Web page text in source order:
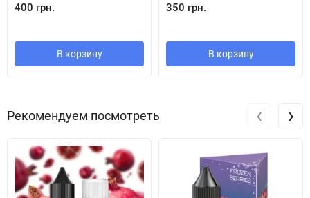
400 грн.
В корзину
350 грн.
В корзину
Рекомендуем посмотреть ‹ ›